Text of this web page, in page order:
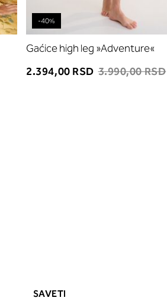
-40%
Gaćice high leg »Adventure«
2.394,00 RSD 3.990,00 RSD
SAVETI